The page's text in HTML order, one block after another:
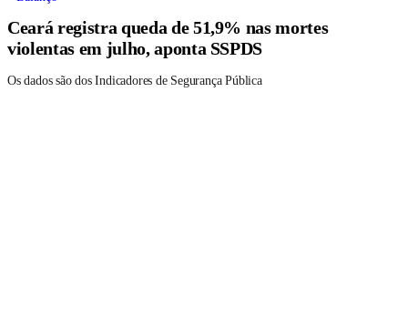
Ceará registra queda de 51,9% nas mortes
violentas em julho, aponta SSPDS
Os dados são dos Indicadores de Segurança Pública